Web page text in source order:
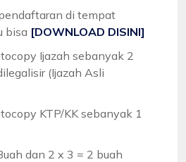
di tempat
bisa [DOWNLOAD DISINI]
Ijazah sebanyak 2
(Ijazah Asli
KTP/KK sebanyak 1
dan 2 x 3 = 2 buah